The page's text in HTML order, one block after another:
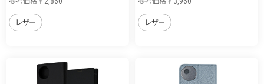
レザー レザー